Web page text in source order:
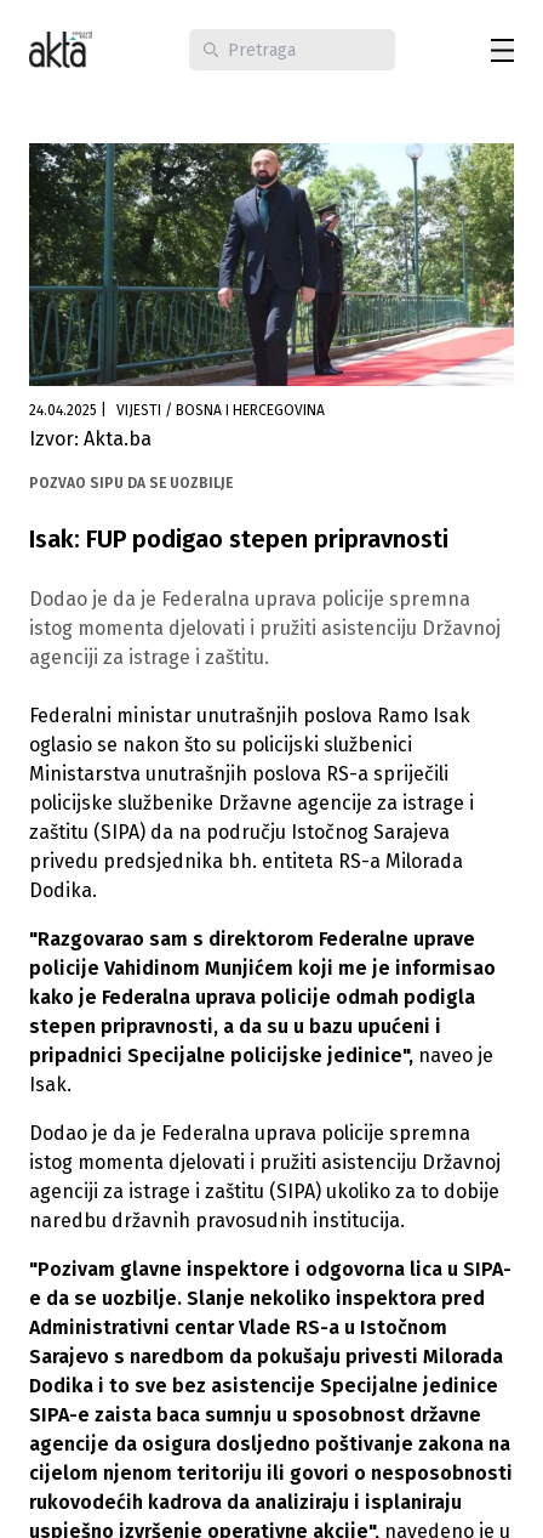
24.04.2025 VIJESTI / BOSNA I HERCEGOVINA
Izvor: Akta.ba
POZVAO SIPU DA SE UOZBILJE
Isak: FUP podigao stepen pripravnosti
Dodao je da je Federalna uprava policije spremna
istog momenta djelovati i pružiti asistenciju Državnoj
agenciji za istrage i zaštitu.
Federalni ministar unutrašnjih poslova Ramo Isak
oglasio se nakon što su policijski službenici
Ministarstva unutrašnjih poslova RS-a spriječili
policijske službenike Državne agencije za istrage i
zaštitu (SIPA) da na području Istočnog Sarajeva
privedu predsjednika bh. entiteta RS-a Milorada
Dodika.
"Razgovarao sam s direktorom Federalne uprave
policije Vahidinom Munjićem koji me je informisao
kako je Federalna uprava policije odmah podigla
stepen pripravnosti, a da su u bazu upućeni i
pripadnici Specijalne policijske jedinice", naveo je
Isak.
Dodao je da je Federalna uprava policije spremna
istog momenta djelovati i pružiti asistenciju Državnoj
agenciji za istrage i zaštitu (SIPA) ukoliko za to dobije
naredbu državnih pravosudnih institucija.
"Pozivam glavne inspektore i odgovorna lica u SIPA-
e da se uozbilje. Slanje nekoliko inspektora pred
Administrativni centar Vlade RS-a u Istočnom
Sarajevo s naredbom da pokušaju privesti Milorada
Dodika i to sve bez asistencije Specijalne jedinice
SIPA-e zaista baca sumnju u sposobnost državne
agencije da osigura dosljedno poštivanje zakona na
cijelom njenom teritoriju ili govori o nesposobnosti
rukovodećih kadrova da analiziraju i isplaniraju
uspješno izvršenje operativne akcije", navedeno je u